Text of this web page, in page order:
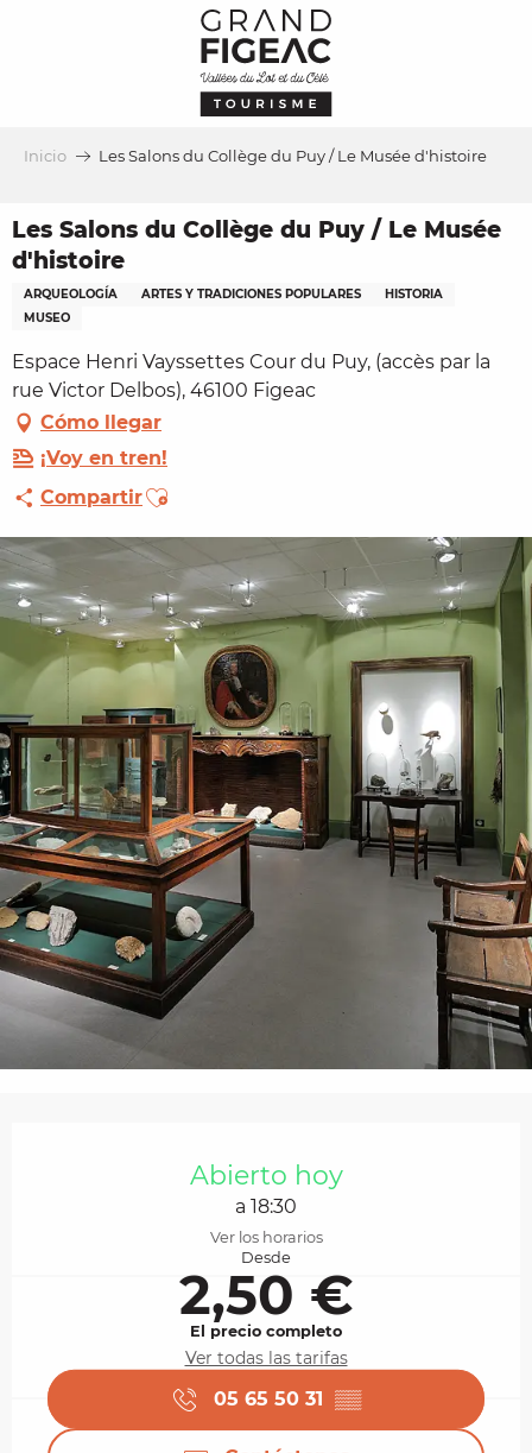
Inicio Les Salons du Collège du Puy / Le Musée d'histoire
Les Salons du Collège du Puy / Le Musée
d'histoire
ARQUEOLOGÍA ARTES Y TRADICIONES POPULARES
HISTORIA
MUSEO
Espace Henri Vayssettes Cour du Puy, (accès par la
rue Victor Delbos), 46100 Figeac
Cómo llegar
¡Voy en tren!
CompartirAjouter aux favoris
Abierto hoy
a 18:30
Ver los horarios
Desde
2,50 €
El precio completo
Ver todas las tarifas
05 65 50 31 ▒▒